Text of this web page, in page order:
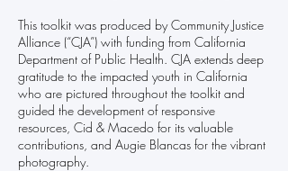
This toolkit was produced by Community Justice
Alliance (“CJA”) with funding from California
Department of Public Health. CJA extends deep
gratitude to the impacted youth in California
who are pictured throughout the toolkit and
guided the development of responsive
resources, Cid & Macedo for its valuable
contributions, and Augie Blancas for the vibrant
photography.